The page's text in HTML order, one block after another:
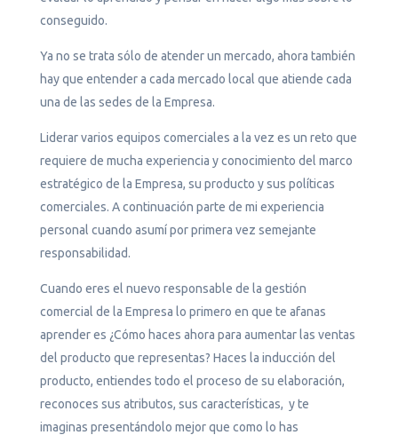
conseguido.
Ya no se trata sólo de atender un mercado, ahora también
hay que entender a cada mercado local que atiende cada
una de las sedes de la Empresa.
Liderar varios equipos comerciales a la vez es un reto que
requiere de mucha experiencia y conocimiento del marco
estratégico de la Empresa, su producto y sus políticas
comerciales. A continuación parte de mi experiencia
personal cuando asumí por primera vez semejante
responsabilidad.
Cuando eres el nuevo responsable de la gestión
comercial de la Empresa lo primero en que te afanas
aprender es ¿Cómo haces ahora para aumentar las ventas
del producto que representas? Haces la inducción del
producto, entiendes todo el proceso de su elaboración,
reconoces sus atributos, sus características, y te
imaginas presentándolo mejor que como lo has